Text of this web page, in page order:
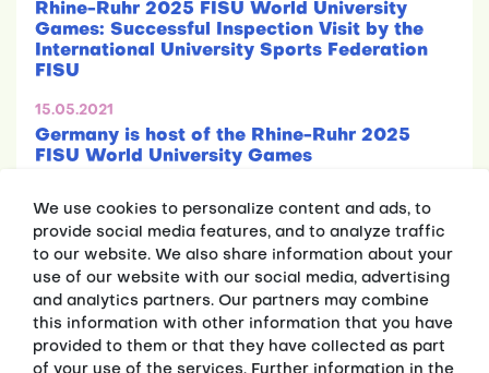
Rhine-Ruhr 2025 FISU World University
Games: Successful Inspection Visit by the
International University Sports Federation
FISU
15.05.2021
Germany is host of the Rhine-Ruhr 2025
FISU World University Games
Press releases
Fakten
We use cookies to personalize content and ads, to
provide social media features, and to analyze traffic
to our website. We also share information about your
use of our website with our social media, advertising
and analytics partners. Our partners may combine
this information with other information that you have
provided to them or that they have collected as part